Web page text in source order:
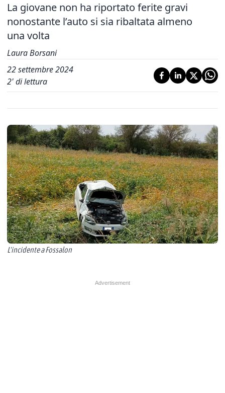
La giovane non ha riportato ferite gravi
nonostante l’auto si sia ribaltata almeno
una volta
Laura Borsani
22 settembre 2024
2' di lettura
L'incidente a Fossalon